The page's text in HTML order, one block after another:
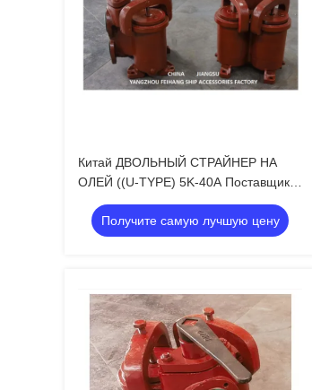
Китай ДВОЛЬНЫЙ СТРАЙНЕР НА
ОЛЕЙ ((U-TYPE) 5K-40A Поставщик-
FEIHANG MARINE
Получите самую лучшую цену